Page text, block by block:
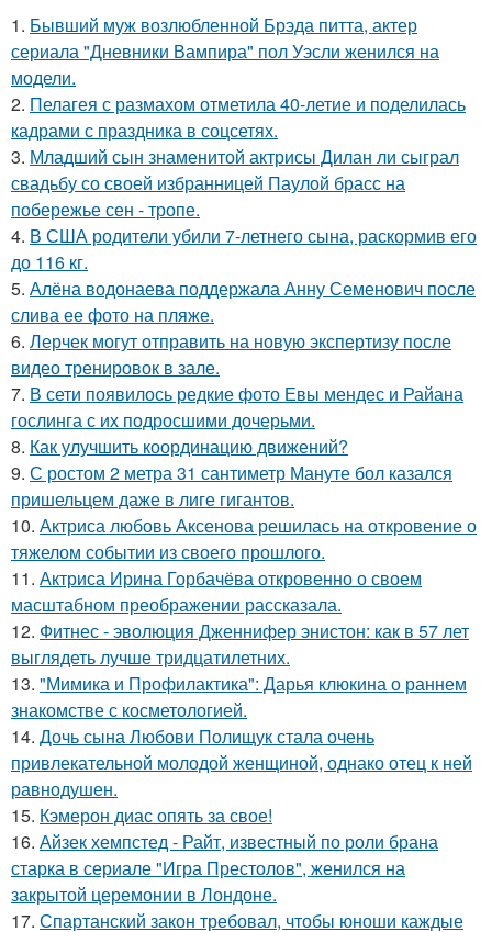
1. Бывший муж возлюбленной Брэда питта, актер
сериала "Дневники Вампира" пол Уэсли женился на
модели.
2. Пелагея с размахом отметила 40-летие и поделилась
кадрами с праздника в соцсетях.
3. Младший сын знаменитой актрисы Дилан ли сыграл
свадьбу со своей избранницей Паулой брасс на
побережье сен - тропе.
4. В США родители убили 7-летнего сына, раскормив его
до 116 кг.
5. Алёна водонаева поддержала Анну Семенович после
слива ее фото на пляже.
6. Лерчек могут отправить на новую экспертизу после
видео тренировок в зале.
7. В сети появилось редкие фото Евы мендес и Райана
гослинга с их подросшими дочерьми.
8. Как улучшить координацию движений?
9. С ростом 2 метра 31 сантиметр Мануте бол казался
пришельцем даже в лиге гигантов.
10. Актриса любовь Аксенова решилась на откровение о
тяжелом событии из своего прошлого.
11. Актриса Ирина Горбачёва откровенно о своем
масштабном преображении рассказала.
12. Фитнес - эволюция Дженнифер энистон: как в 57 лет
выглядеть лучше тридцатилетних.
13. "Мимика и Профилактика": Дарья клюкина о раннем
знакомстве с косметологией.
14. Дочь сына Любови Полищук стала очень
привлекательной молодой женщиной, однако отец к ней
равнодушен.
15. Кэмерон диас опять за свое!
16. Айзек хемпстед - Райт, известный по роли брана
старка в сериале "Игра Престолов", женился на
закрытой церемонии в Лондоне.
17. Спартанский закон требовал, чтобы юноши каждые